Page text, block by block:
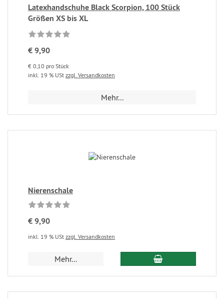
Latexhandschuhe Black Scorpion, 100 Stück
Größen XS bis XL
€ 9,90
€ 0,10 pro Stück
inkl. 19 % USt zzgl. Versandkosten
Mehr...
Nierenschale
€ 9,90
inkl. 19 % USt zzgl. Versandkosten
Mehr...